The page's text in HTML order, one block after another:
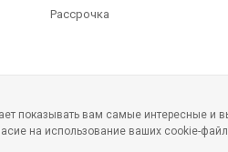
Рассрочка
www.infania.ru.
показывать вам самые интересные
на использование ваших cookie-